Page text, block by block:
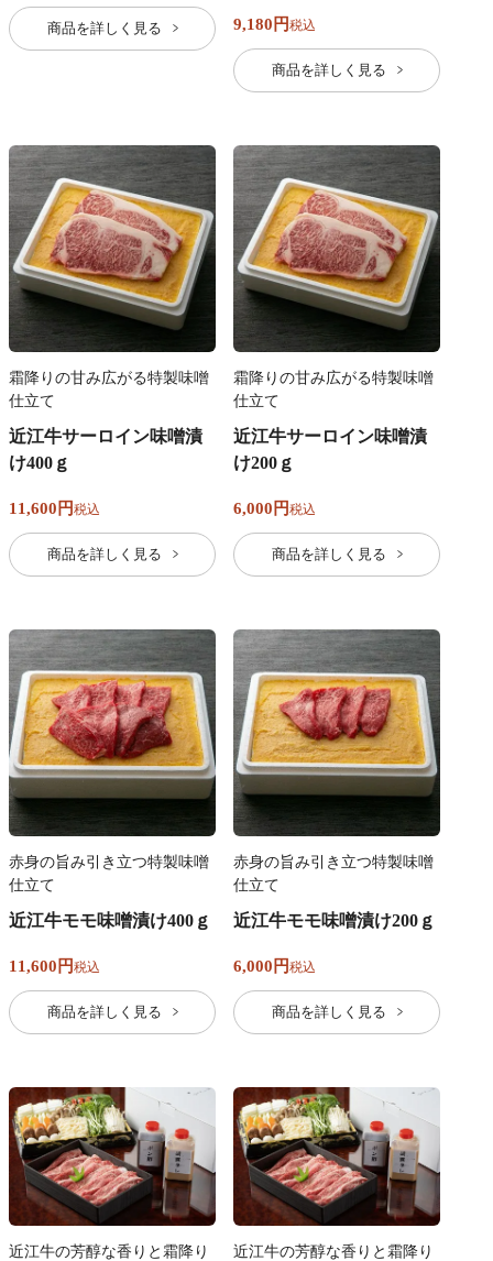
商品を詳しく見る 9,180 税込
商品を詳しく見る
霜降りの甘み広がる特製味噌
仕立て
近江牛サーロイン味噌漬
け400ｇ
11,600 税込
商品を詳しく見る
霜降りの甘み広がる特製味噌
仕立て
近江牛サーロイン味噌漬
け200ｇ
6,000 税込
商品を詳しく見る
赤身の旨み引き立つ特製味噌
仕立て
近江牛モモ味噌漬け400ｇ
11,600 税込
商品を詳しく見る
赤身の旨み引き立つ特製味噌
仕立て
近江牛モモ味噌漬け200ｇ
6,000 税込
商品を詳しく見る
近江牛の芳醇な香りと霜降り
近江牛の芳醇な香りと霜降り